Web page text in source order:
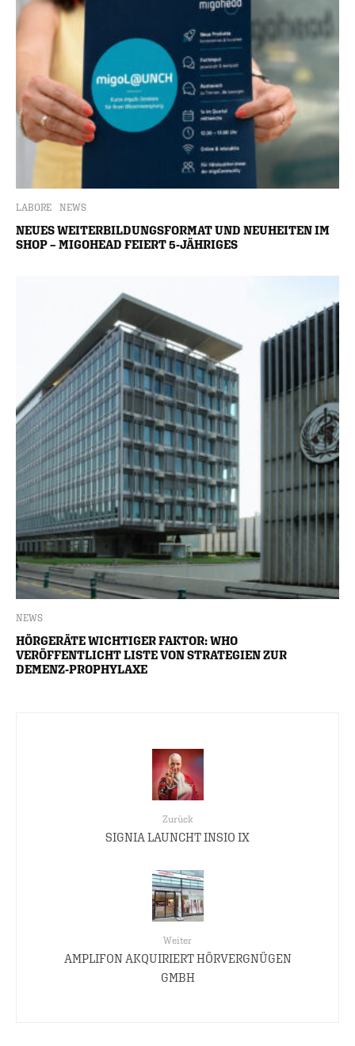
LABORE NEWS
NEUES WEITERBILDUNGSFORMAT UND NEUHEITEN IM
SHOP – MIGOHEAD FEIERT 5-JÄHRIGES
NEWS
HÖRGERÄTE WICHTIGER FAKTOR: WHO
VERÖFFENTLICHT LISTE VON STRATEGIEN ZUR
DEMENZ-PROPHYLAXE
Zurück
SIGNIA LAUNCHT INSIO IX
Weiter
AMPLIFON AKQUIRIERT HÖRVERGNÜGEN
GMBH